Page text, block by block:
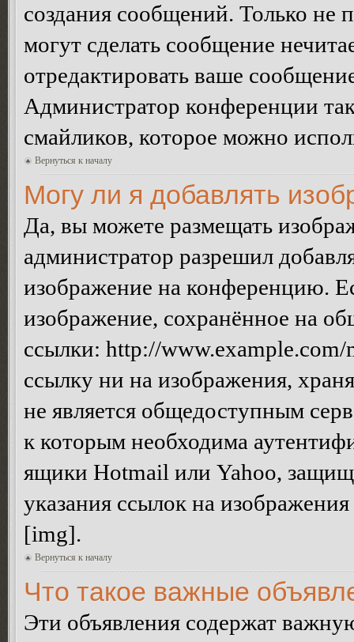
создания сообщений. Только не
могут сделать сообщение
отредактировать ваше
Администратор конференции
смайликов, которое можно
Вернуться к началу
Могу ли я добавлять
Да, вы можете размещать
администратор разрешил
изображение на конференцию.
изображение, сохранённое на
ссылки: http://
ссылку ни на изображения,
не является общедоступным
к которым необходима
ящики Hotmail или Yahoo,
указания ссылок на
[img].
Вернуться к началу
Что такое важные
Эти объявления содержат